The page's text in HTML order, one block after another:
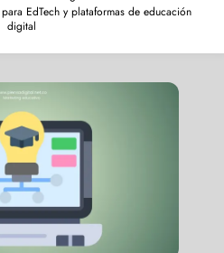
EdTech y plataformas de educación
digital